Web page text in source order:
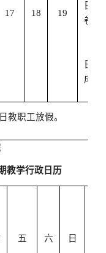
17 18 19
日阅
卷，
日登
成绩
日教职工放假。
教学行政日历
五 六 日